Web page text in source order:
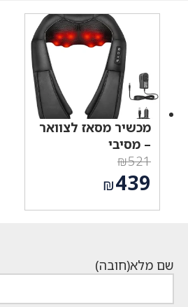
מכשיר מסאז לצוואר
– מסיבי
₪521
המחיר
המקורי
היה:
₪439
שם מלא(חובה)